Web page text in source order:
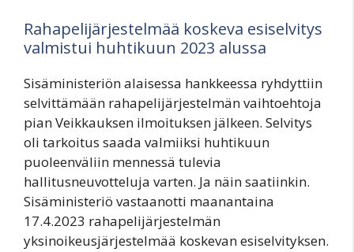
Rahapelijärjestelmää koskeva esiselvitys
valmistui huhtikuun 2023 alussa
Sisäministeriön alaisessa hankkeessa ryhdyttiin
selvittämään rahapelijärjestelmän vaihtoehtoja
pian Veikkauksen ilmoituksen jälkeen. Selvitys
oli tarkoitus saada valmiiksi huhtikuun
puoleenväliin mennessä tulevia
hallitusneuvotteluja varten. Ja näin saatiinkin.
Sisäministeriö vastaanotti maanantaina
17.4.2023 rahapelijärjestelmän
yksinoikeusjärjestelmää koskevan esiselvityksen.